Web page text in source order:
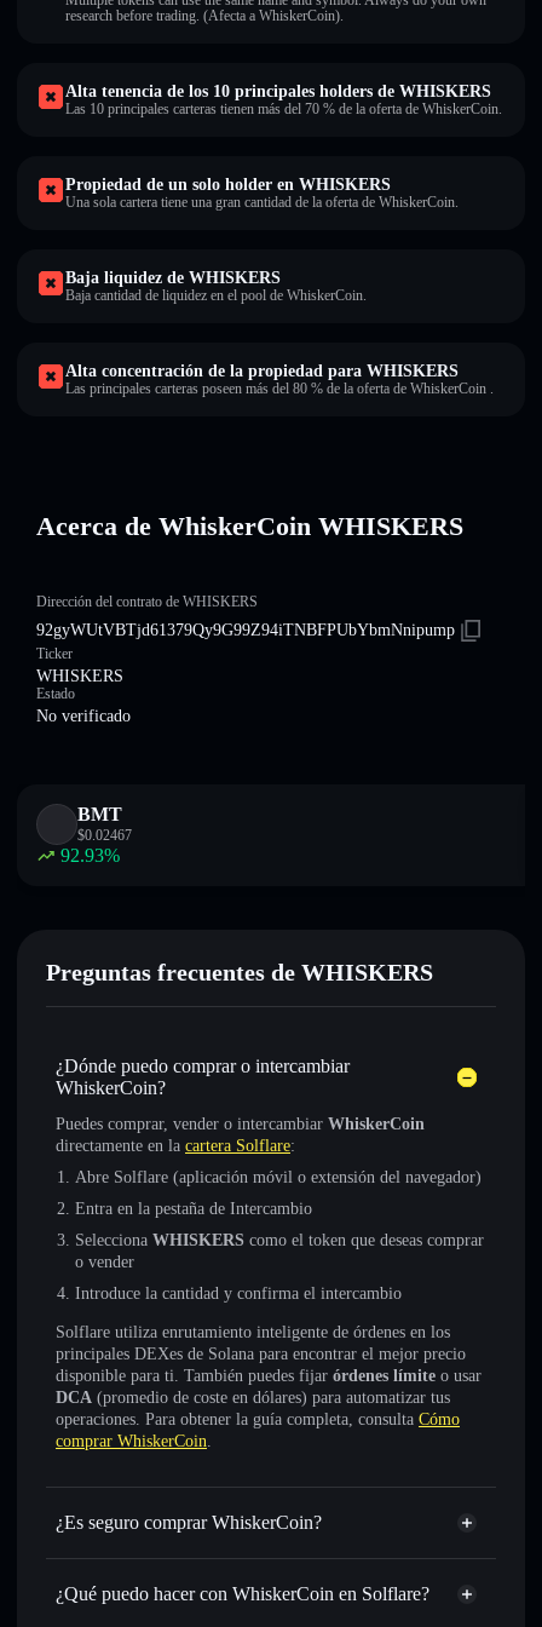
research before trading. (Afecta a WhiskerCoin).
Alta tenencia de los 10 principales holders de WHISKERS
Las 10 principales carteras tienen más del 70 % de la oferta de WhiskerCoin.
Propiedad de un solo holder en WHISKERS
Una sola cartera tiene una gran cantidad de la oferta de WhiskerCoin.
Baja liquidez de WHISKERS
Baja cantidad de liquidez en el pool de WhiskerCoin.
Alta concentración de la propiedad para WHISKERS
Las principales carteras poseen más del 80 % de la oferta de WhiskerCoin .
Acerca de WhiskerCoin WHISKERS
Dirección del contrato de WHISKERS
92gyWUtVBTjd61379Qy9G99Z94iTNBFPUbYbmNnipump
Ticker
WHISKERS
Estado
No verificado
BMT
$0.02467
92.93%
Preguntas frecuentes de WHISKERS
¿Dónde puedo comprar o intercambiar
WhiskerCoin?
Puedes comprar, vender o intercambiar WhiskerCoin
directamente en la cartera Solflare:
Abre Solflare (aplicación móvil o extensión del navegador)
Entra en la pestaña de Intercambio
Selecciona WHISKERS como el token que deseas comprar
o vender
Introduce la cantidad y confirma el intercambio
Solflare utiliza enrutamiento inteligente de órdenes en los
principales DEXes de Solana para encontrar el mejor precio
disponible para ti. También puedes fijar órdenes límite o usar
DCA (promedio de coste en dólares) para automatizar tus
operaciones. Para obtener la guía completa, consulta Cómo
comprar WhiskerCoin.
¿Es seguro comprar WhiskerCoin?
WhiskerCoin no está verificado
¿Qué puedo hacer con WhiskerCoin en Solflare?